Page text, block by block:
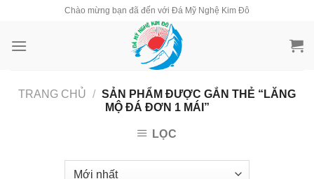
content
Chào mừng bạn đã đến với Đá Mỹ Nghệ Kim Đô
TRANG CHỦ / SẢN PHẨM ĐƯỢC GẮN THẺ “LĂNG
MỘ ĐÁ ĐƠN 1 MÁI”
LỌC